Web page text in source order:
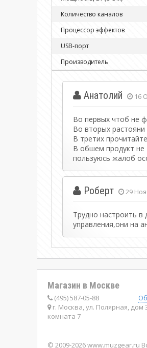
Количество каналов
Процессор эффектов
USB-порт
Производитель
Анатолий 16
Во первых чтоб не
Во вторых
В третих
В обшем продукт не
пользуюсь жалоб
Роберт 29
Трудно настроить
управления,они на
Магазин в Москве
(495) 587-05-88
г. Москва, ул. Полярная, дом
комната 7
© 2009-2026 www.muzgear.ru